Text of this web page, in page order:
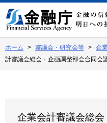
文
へ
動
ホーム 審議会・研究会等 企
計審議会総会・企画調整部会合同会
企業会計審議会総